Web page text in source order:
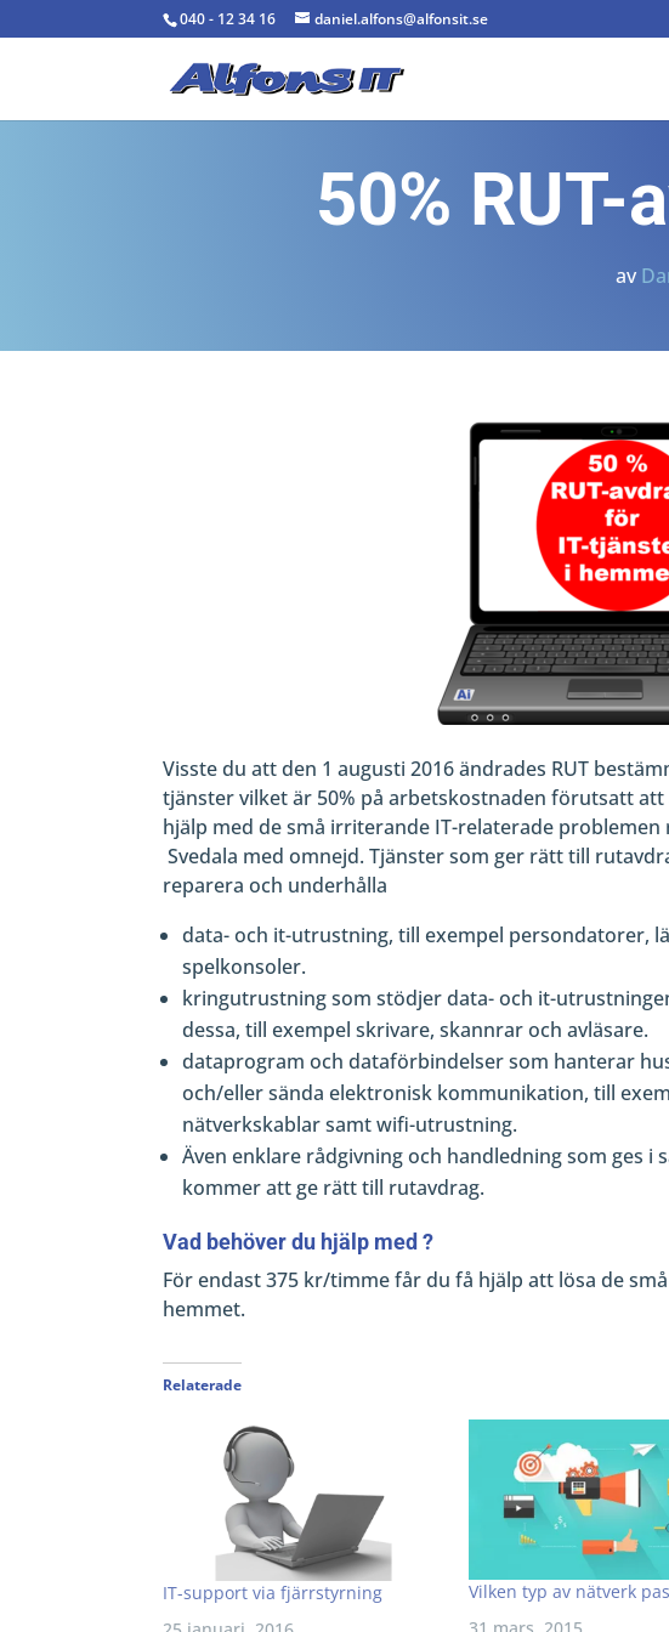
040 - 12 34 16 daniel.alfons@alfonsit.se
50%
av
Visste du att den 1 augusti 2016 ändrades RUT
tjänster vilket är 50% på arbetskostnaden förutsatt
hjälp med de små irriterande IT-relaterade
Svedala med omnejd. Tjänster som ger rätt till
reparera och underhålla
data- och it-utrustning, till exempel persondatorer,
spelkonsoler.
kringutrustning som stödjer data- och it-
dessa, till exempel skrivare, skannrar och avläsare.
dataprogram och dataförbindelser som hanterar
och/eller sända elektronisk kommunikation, till
nätverkskablar samt wifi-utrustning.
Även enklare rådgivning och handledning som ges i
kommer att ge rätt till rutavdrag.
Vad behöver du hjälp med ?
För endast 375 kr/timme får du få hjälp att lösa de
hemmet.
Relaterade
IT-support via fjärrstyrning
Vilken typ av nätverk